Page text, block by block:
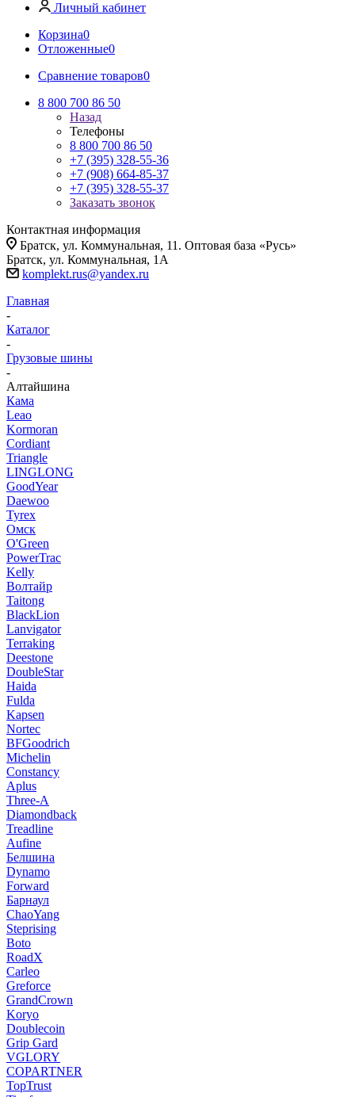
Личный кабинет
Корзина0
Отложенные0
Сравнение товаров0
8 800 700 86 50
Назад
Телефоны
8 800 700 86 50
+7 (395) 328-55-36
+7 (908) 664-85-37
+7 (395) 328-55-37
Заказать звонок
Контактная информация
Братск, ул. Коммунальная, 11. Оптовая база «Русь»
Братск, ул. Коммунальная, 1А
komplekt.rus@yandex.ru
Главная
-
Каталог
-
Грузовые шины
-
Алтайшина
Кама
Leao
Kormoran
Cordiant
Triangle
LINGLONG
GoodYear
Daewoo
Tyrex
Омск
O'Green
PowerTrac
Kelly
Волтайр
Taitong
BlackLion
Lanvigator
Terraking
Deestone
DoubleStar
Haida
Fulda
Kapsen
Nortec
BFGoodrich
Michelin
Constancy
Aplus
Three-A
Diamondback
Treadline
Aufine
Белшина
Dynamo
Forward
Барнаул
ChaoYang
Steprising
Boto
RoadX
Carleo
Greforce
GrandCrown
Koryo
Doublecoin
Grip Gard
VGLORY
COPARTNER
TopTrust